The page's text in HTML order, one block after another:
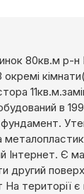
80кв.м р-н
кімнати(
в
Інтернет. Є
другий
На території є